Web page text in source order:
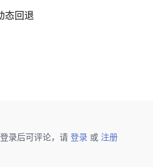
态回退
登录后可评论，请 登录 或 注册